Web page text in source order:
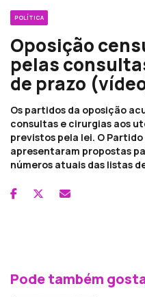
POLÍTICA
Oposição
pelas
de prazo
Os partidos da oposição
consultas e cirurgias aos
previstos pela lei. O
apresentaram propostas
números atuais das listas
Pode também